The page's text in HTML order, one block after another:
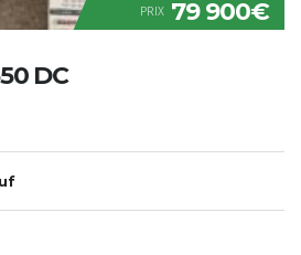
PRIX 79 900€
DC